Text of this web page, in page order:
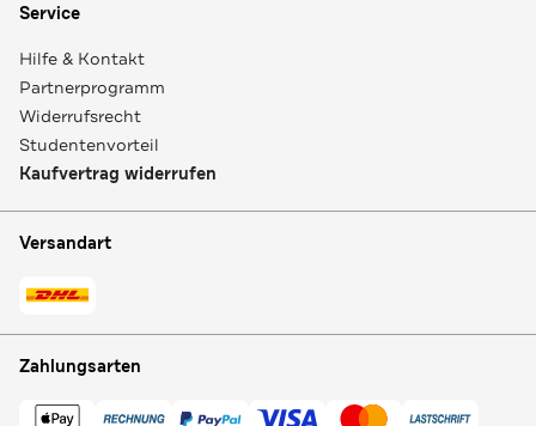
Service
Hilfe & Kontakt
Partnerprogramm
Widerrufsrecht
Studentenvorteil
Kaufvertrag widerrufen
Versandart
Zahlungsarten